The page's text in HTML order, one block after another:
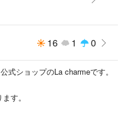
16 1 0
式ショップのLa charmeです。
す。